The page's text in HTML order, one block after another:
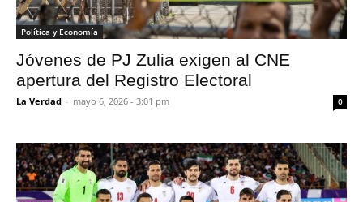
Política y Economía
Jóvenes de PJ Zulia exigen al CNE
apertura del Registro Electoral
La Verdad - mayo 6, 2026 - 3:01 pm 0